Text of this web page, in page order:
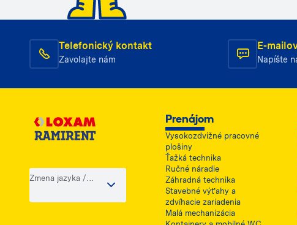
Telefonický kontakt
Zavolajte nám
E-
Napíšte
Zmena jazyka /
Prenájom
Vysokozdvižné pracovné
plošiny
Ťažká technika
Ručné náradie
Záhradná technika
Stavebné výťahy a
zdvíhacie zariadenia
Malá mechanizácia